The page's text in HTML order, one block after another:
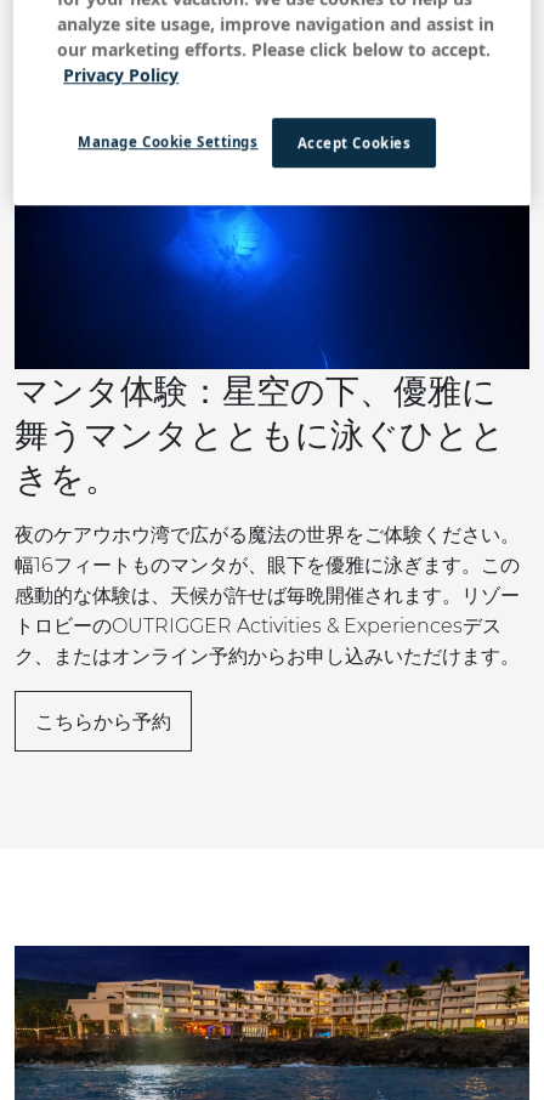
マンタ体験：星空の下、優雅に
舞うマンタとともに泳ぐひとと
きを。
夜のケアウホウ湾で広がる魔法の世界をご体験ください。
幅16フィートものマンタが、眼下を優雅に泳ぎます。この
感動的な体験は、天候が許せば毎晩開催されます。リゾー
トロビーのOUTRIGGER Activities & Experiencesデス
ク、またはオンライン予約からお申し込みいただけます。
こちらから予約
analyze site usage, improve navigation and assist in
our marketing efforts. Please click below to accept.
Privacy Policy
Accept Cookies
Manage Cookie Settings